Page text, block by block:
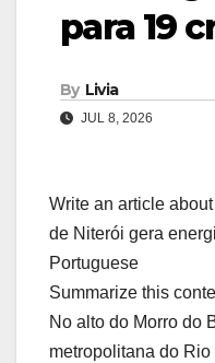
para 19
By Livia
JUL 8, 2026
Write an article
de Niterói gera
Portuguese
Summarize this
No alto do Morro do
metropolitana do